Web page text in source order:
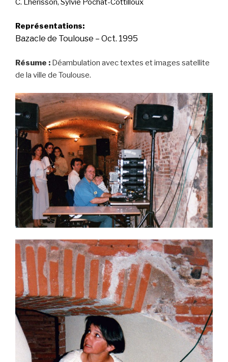
C. Lherisson, Sylvie Pochat-Cottilloux
Représentations:
Bazacle de Toulouse – Oct. 1995
Résume : Déambulation avec textes et images satellite
de la ville de Toulouse.